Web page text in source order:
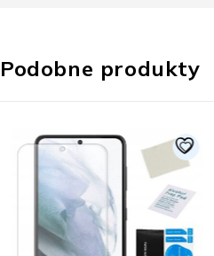
Podobne produkty